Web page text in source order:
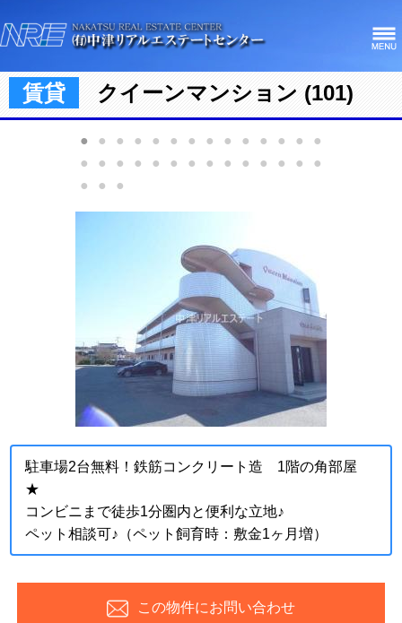
賃貸 クイーンマンション (101)
● ● ● ● ● ● ● ● ● ● ● ● ●
●
●
● ● ● ● ● ● ● ● ● ● ● ●
●
●
● ●
駐車場2台無料！鉄筋コンクリート造 1階の角部屋
★
コンビニまで徒歩1分圏内と便利な立地♪
ペット相談可♪（ペット飼育時：敷金1ヶ月増）
この物件にお問い合わせ